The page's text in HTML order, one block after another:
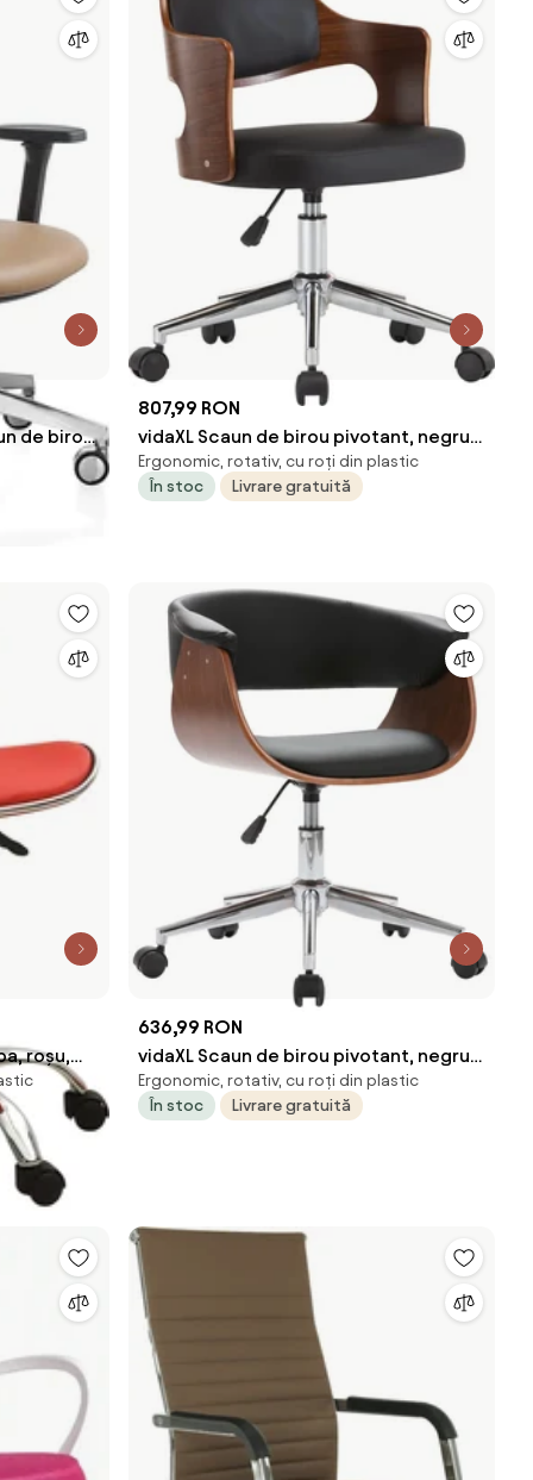
de birou
807,99 RON
vidaXL Scaun de birou pivotant, negru,
lemn curbat și piele ecologică
Ergonomic, rotativ, cu roți din plastic
În stoc
Livrare gratuită
roșu,
636,99 RON
vidaXL Scaun de birou pivotant, negru,
lemn curbat și piele ecologică
Ergonomic, rotativ, cu roți din plastic
În stoc
Livrare gratuită